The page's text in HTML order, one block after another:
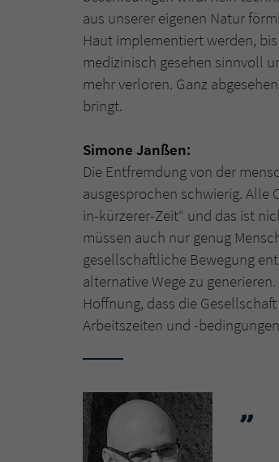
aus unserer eigenen Natur
Haut implementiert werden,
medizinisch gesehen sinnvoll
mehr verloren. Ganz
bringt.
Simone Janßen:
Die Entfremdung von der
ausgesprochen schwierig. Alle
in-kürzerer-Zeit“ und das ist
müssen auch nur genug
gesellschaftliche Bewegung
alternative Wege zu
Hoffnung, dass die
Arbeitszeiten und -